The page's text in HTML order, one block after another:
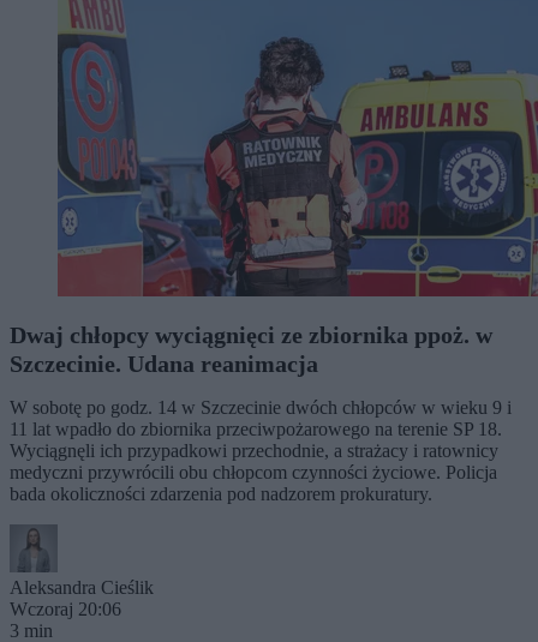
Dwaj chłopcy wyciągnięci ze zbiornika ppoż. w
Szczecinie. Udana reanimacja
W sobotę po godz. 14 w Szczecinie dwóch chłopców w wieku 9 i
11 lat wpadło do zbiornika przeciwpożarowego na terenie SP 18.
Wyciągnęli ich przypadkowi przechodnie, a strażacy i ratownicy
medyczni przywrócili obu chłopcom czynności życiowe. Policja
bada okoliczności zdarzenia pod nadzorem prokuratury.
Aleksandra Cieślik
Wczoraj 20:06
3 min